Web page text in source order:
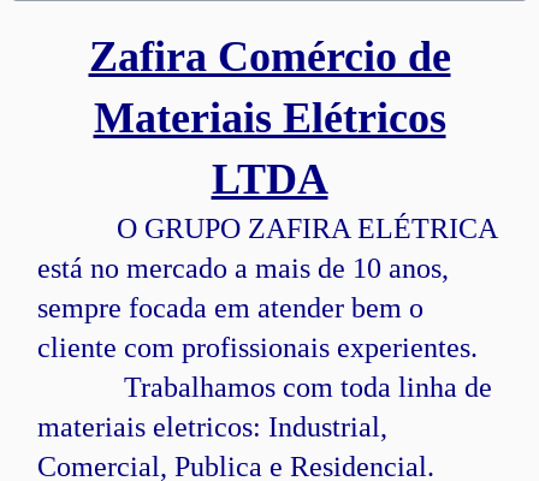
Zafira Comércio de
Materiais Elétricos
LTDA
O GRUPO ZAFIRA ELÉTRICA
está no mercado a mais de 10 anos,
sempre focada em atender bem o
cliente com profissionais experientes.
Trabalhamos com toda linha de
materiais eletricos: Industrial,
Comercial, Publica e Residencial.